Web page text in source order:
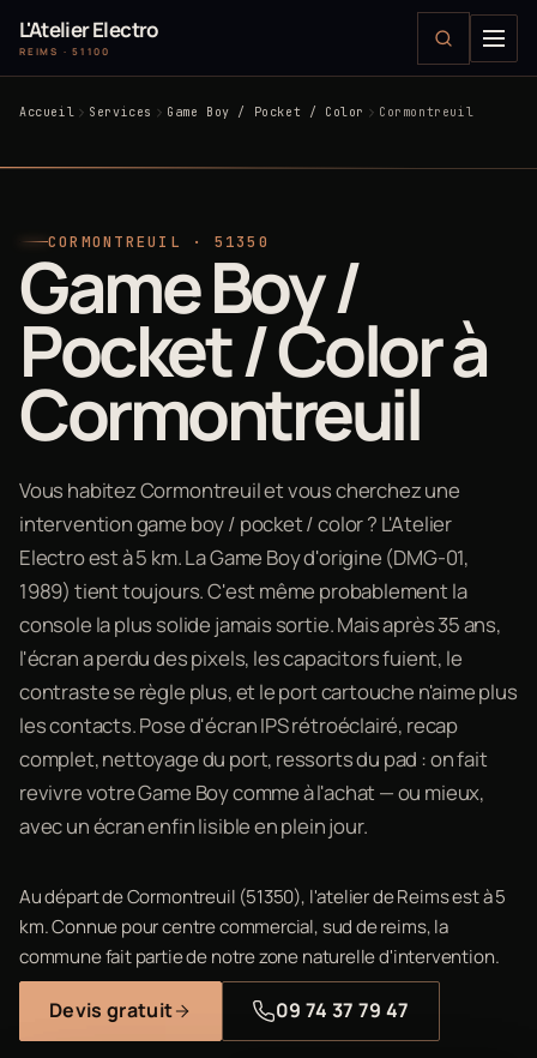
L'Atelier Electro
REIMS · 51100
Accueil Services Game Boy / Pocket / Color Cormontreuil
CORMONTREUIL · 51350
Game Boy /
Pocket / Color à
Cormontreuil
Vous habitez Cormontreuil et vous cherchez une
intervention game boy / pocket / color ? L'Atelier
Electro est à 5 km. La Game Boy d'origine (DMG-01,
1989) tient toujours. C'est même probablement la
console la plus solide jamais sortie. Mais après 35 ans,
l'écran a perdu des pixels, les capacitors fuient, le
contraste se règle plus, et le port cartouche n'aime plus
les contacts. Pose d'écran IPS rétroéclairé, recap
complet, nettoyage du port, ressorts du pad : on fait
revivre votre Game Boy comme à l'achat — ou mieux,
avec un écran enfin lisible en plein jour.
Au départ de Cormontreuil (51350), l'atelier de Reims est à 5
km. Connue pour centre commercial, sud de reims, la
commune fait partie de notre zone naturelle d'intervention.
Devis gratuit 09 74 37 79 47